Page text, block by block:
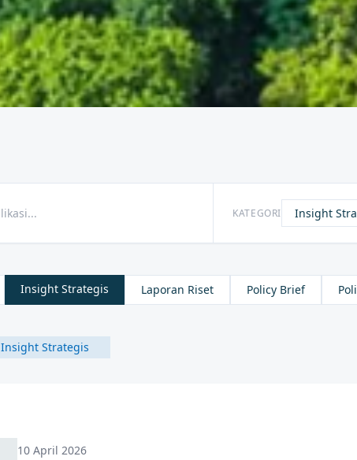
KATEGORI
Insight Strategis Laporan Riset Policy Brief
Insight Strategis
10 April 2026